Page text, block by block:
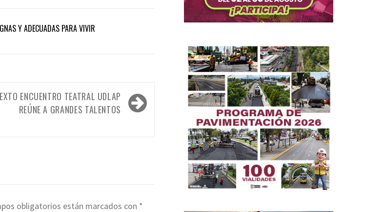
Y ADECUADAS PARA VIVIR
ENCUENTRO TEATRAL UDLAP
REÚNE A GRANDES TALENTOS
obligatorios están marcados con *